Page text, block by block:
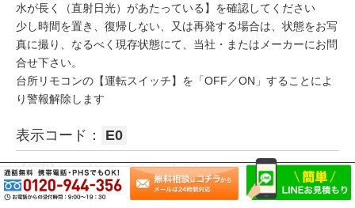
水が長く（直射日光）があたっている】を確認してください
少し時間を置き、復帰しない、又は再発する場合は、状態をお写
真に撮り、なるべく現存状態にて、当社・またはメーカーにお問
合せ下さい。
台所リモコンの【運転スイッチ】を「OFF／ON」することによ
り警報解除します
表示コード： E0
【原因】：①【油切れ予告装置】作動です・・
【JIB-10SAG・KIB-312（AF・AG）・382AJ・384（EAG・